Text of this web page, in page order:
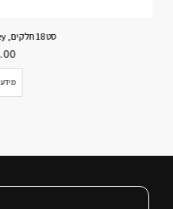
סט 18 חלקים, Prairie Garden Grey
מידע